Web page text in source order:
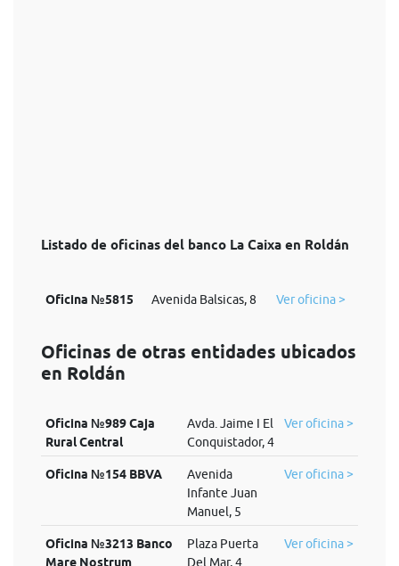
Listado de oficinas del banco La Caixa en Roldán
Oficina №5815 Avenida Balsicas, 8 Ver oficina >
Oficinas de otras entidades ubicados
en Roldán
Oficina №989 Caja
Rural Central
Avda. Jaime I El
Conquistador, 4
Ver oficina >
Oficina №154 BBVA
Avenida
Infante Juan
Manuel, 5
Ver oficina >
Oficina №3213 Banco
Mare Nostrum
Plaza Puerta
Del Mar, 4
Ver oficina >